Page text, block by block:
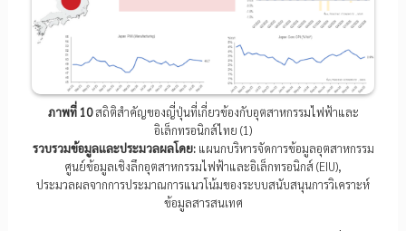
ภาพที่ 10สถิติสำคัญของญี่ปุ่นที่เกี่ยวข้องกับอุตสาหกรรมไฟฟ้าและ
อิเล็กทรอนิกส์ไทย (1)
รวบรวมข้อมูลและประมวลผลโดย:แผนกบริหารจัดการข้อมูลอุตสาหกรรม
ศูนย์ข้อมูลเชิงลึกอุตสาหกรรมไฟฟ้าและอิเล็กทรอนิกส์ (EIU),
ประมวลผลจากการประมาณการแนวโน้มของระบบสนับสนุนการวิเคราะห์
ข้อมูลสารสนเทศ